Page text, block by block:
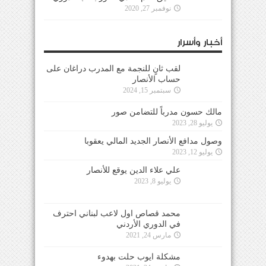
نوفمبر 27, 2020
أخبار وأسرار
لقب ثانٍ للنجمة مع المدرب دراغان على
حساب الأنصار
سبتمبر 15, 2024
مالك حسون مدرباً للتضامن صور
يوليو 28, 2023
وصول مدافع الأنصار الجديد المالي يعقوبا
يوليو 12, 2023
علي علاء الدين يوقع للأنصار
يوليو 8, 2023
محمد قصاص اول لاعب لبناني احترف
في الدوري الأردني
مارس 24, 2021
مشكلة ايوب حلت بهدوء